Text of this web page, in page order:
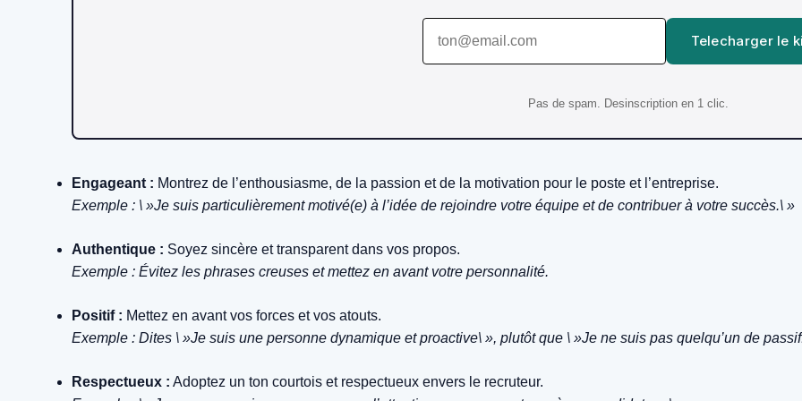
Telecharger le
Pas de spam. Desinscription en 1 clic.
Engageant : Montrez de l’enthousiasme, de la passion et de la motivation pour le poste et l’entreprise.
Exemple : \ »Je suis particulièrement motivé(e) à l’idée de rejoindre votre équipe et de contribuer à votre succès.\ »
Authentique : Soyez sincère et transparent dans vos propos.
Exemple : Évitez les phrases creuses et mettez en avant votre personnalité.
Positif : Mettez en avant vos forces et vos atouts.
Exemple : Dites \ »Je suis une personne dynamique et proactive\ », plutôt que \ »Je ne suis pas quelqu’un de
Respectueux : Adoptez un ton courtois et respectueux envers le recruteur.